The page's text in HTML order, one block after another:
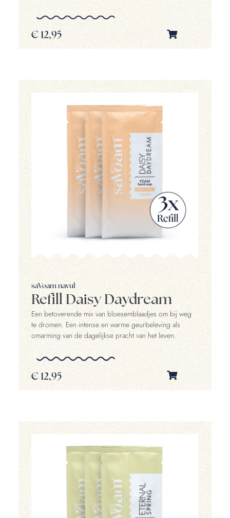
€12,95
saVoam navul
Refill Daisy Daydream
Een betoverende mix van bloesemblaadjes om bij weg
te dromen. Een intense en warme geurbeleving als
omarming van de dagelijkse pracht van het leven.
€12,95